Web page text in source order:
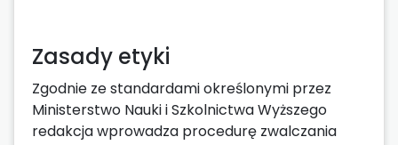
Zasady etyki
Zgodnie ze standardami określonymi przez
Ministerstwo Nauki i Szkolnictwa Wyższego
redakcja wprowadza procedurę zwalczania